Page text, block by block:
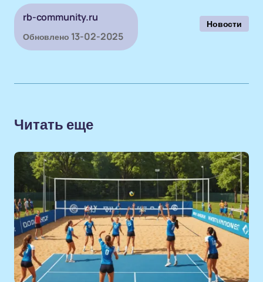
rb-community.ru
Обновлено 13-02-2025
Новости
Читать еще